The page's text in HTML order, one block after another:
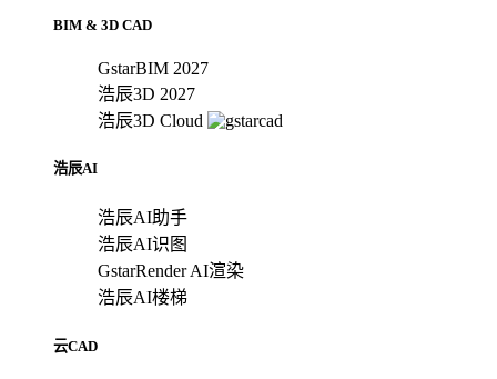
BIM & 3D CAD
GstarBIM 2027
浩辰3D 2027
浩辰3D Cloud
浩辰AI
浩辰AI助手
浩辰AI识图
GstarRender AI渲染
浩辰AI楼梯
云CAD